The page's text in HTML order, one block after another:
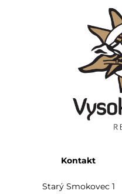
Kontakt
Starý Smokovec 1